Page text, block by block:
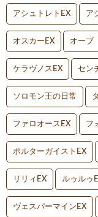
アシュトレトEX ア
オスカーEX オーブ
ケラヴノスEX セン
ソロモン王の日常
ファロオースEX フ
ポルターガイストEX
リリィEX ルゥルゥ
ヴェスパーマインEX